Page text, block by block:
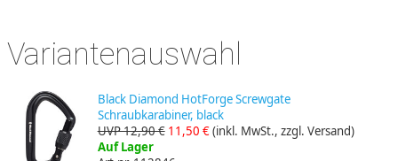
Variantenauswahl
Black Diamond HotForge Screwgate
Schraubkarabiner, black
UVP 12,90 € 11,50 €(inkl. MwSt., zzgl. Versand)
Auf Lager